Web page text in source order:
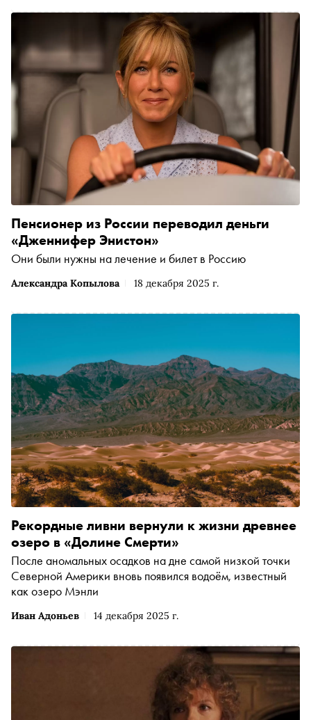
Александра Копылова 18 декабря 2025 г.
Пенсионер из России переводил деньги
«Дженнифер Энистон»
Они были нужны на лечение и билет в Россию
Иван Адоньев 14 декабря 2025 г.
Рекордные ливни вернули к жизни древнее
озеро в «Долине Смерти»
После аномальных осадков на дне самой низкой точки
Северной Америки вновь появился водоём, известный
как озеро Мэнли